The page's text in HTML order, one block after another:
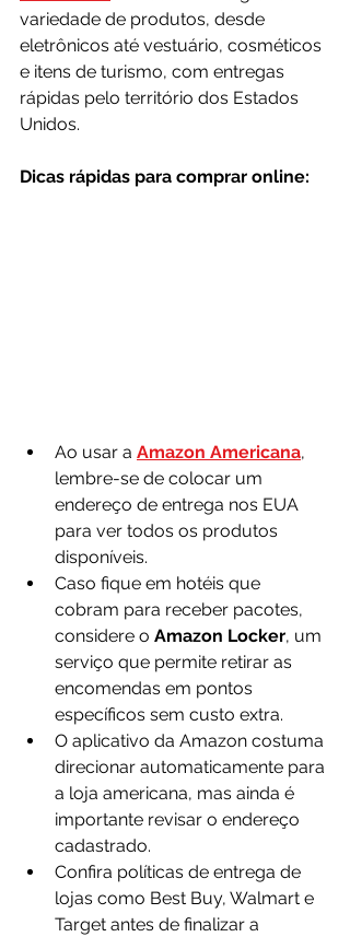
variedade de produtos, desde
eletrônicos até vestuário, cosméticos
e itens de turismo, com entregas
rápidas pelo território dos Estados
Unidos.
Dicas rápidas para comprar online:
Ao usar a Amazon Americana,
lembre-se de colocar um
endereço de entrega nos EUA
para ver todos os produtos
disponíveis.
Caso fique em hotéis que
cobram para receber pacotes,
considere o Amazon Locker, um
serviço que permite retirar as
encomendas em pontos
específicos sem custo extra.
O aplicativo da Amazon costuma
direcionar automaticamente para
a loja americana, mas ainda é
importante revisar o endereço
cadastrado.
Confira políticas de entrega de
lojas como Best Buy, Walmart e
Target antes de finalizar a